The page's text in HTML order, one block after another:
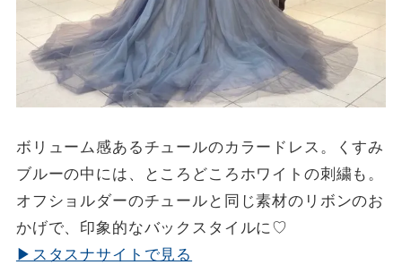
ボリューム感あるチュールのカラードレス。くすみ
ブルーの中には、ところどころホワイトの刺繍も。
オフショルダーのチュールと同じ素材のリボンのお
かげで、印象的なバックスタイルに♡
▶スタスナサイトで見る